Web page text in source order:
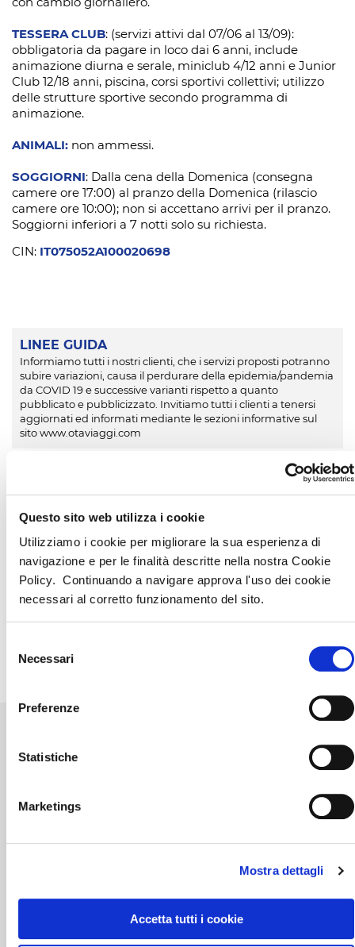
Questo sito web utilizza i cookie
Utilizziamo i cookie per migliorare la sua esperienza di
navigazione e per le finalità descritte nella nostra Cookie
Policy. Continuando a navigare approva l'uso dei cookie
necessari al corretto funzionamento del sito.
delNecessari
Preferenze
Statistiche
Marketings
Mostra dettagli
Accetta tutti i cookie
con cambio giornaliero.
TESSERA CLUB: (servizi attivi dal 07/06 al 13/09):
obbligatoria da pagare in loco dai 6 anni, include
animazione diurna e serale, miniclub 4/12 anni e Junior
Club 12/18 anni, piscina, corsi sportivi collettivi; utilizzo
delle strutture sportive secondo programma di
animazione.
ANIMALI: non ammessi.
SOGGIORNI : Dalla cena della Domenica (consegna
camere ore 17:00) al pranzo della Domenica (rilascio
camere ore 10:00); non si accettano arrivi per il pranzo.
Soggiorni inferiori a 7 notti solo su richiesta.
CIN: IT075052A100020698
LINEE GUIDA
Informiamo tutti i nostri clienti, che i servizi proposti potranno
subire variazioni, causa il perdurare della epidemia/pandemia
da COVID 19 e successive varianti rispetto a quanto
pubblicato e pubblicizzato. Invitiamo tutti i clienti a tenersi
aggiornati ed informati mediante le sezioni informative sul
sito www.otaviaggi.com
PIÙ VICINA E
PRENOTALA TUA
VACANZA CON NOI
VISUALIZZA LE AGENZIE
BAIAMALVA RESORT
VILLAGGIO PUNTA GROSSA